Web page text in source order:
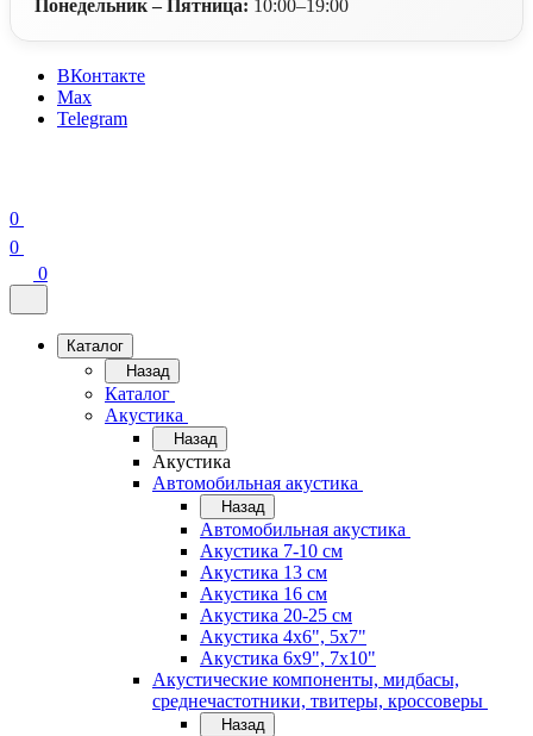
Понедельник – Пятница: 10:00–19:00
ВКонтакте
Max
Telegram
0
0
0
Каталог
Назад
Каталог
Акустика
Назад
Акустика
Автомобильная акустика
Назад
Автомобильная акустика
Акустика 7-10 см
Акустика 13 см
Акустика 16 см
Акустика 20-25 см
Акустика 4х6", 5х7"
Акустика 6х9", 7х10"
Акустические компоненты, мидбасы,
среднечастотники, твитеры, кроссоверы
Назад